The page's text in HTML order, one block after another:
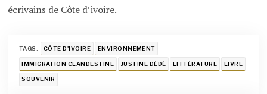
écrivains de Côte d’ivoire.
TAGS: CÔTE D'IVOIRE ENVIRONNEMENT
IMMIGRATION CLANDESTINE JUSTINE DÉDÉ LITTÉRATURE LIVRE
SOUVENIR